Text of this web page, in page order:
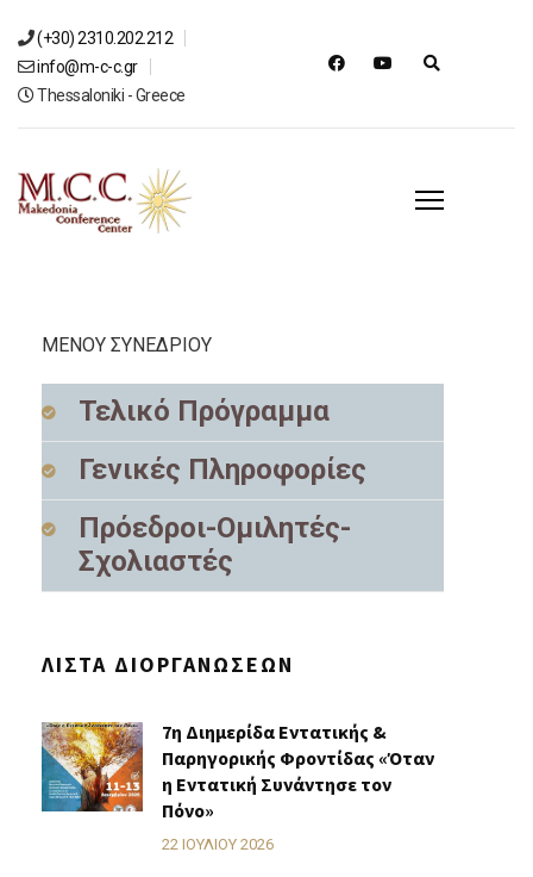
(+30) 2310.202.212
info@m-c-c.gr
Thessaloniki - Greece
ΜΕΝΟΥ ΣΥΝΕΔΡΙΟΥ
Τελικό Πρόγραμμα
Γενικές Πληροφορίες
Πρόεδροι-Ομιλητές-
Σχολιαστές
ΛΊΣΤΑ ΔΙΟΡΓΑΝΏΣΕΩΝ
7η Διημερίδα Εντατικής &
Παρηγορικής Φροντίδας «Όταν
η Εντατική Συνάντησε τον
Πόνο»
22 ΙΟΥΛΊΟΥ 2026